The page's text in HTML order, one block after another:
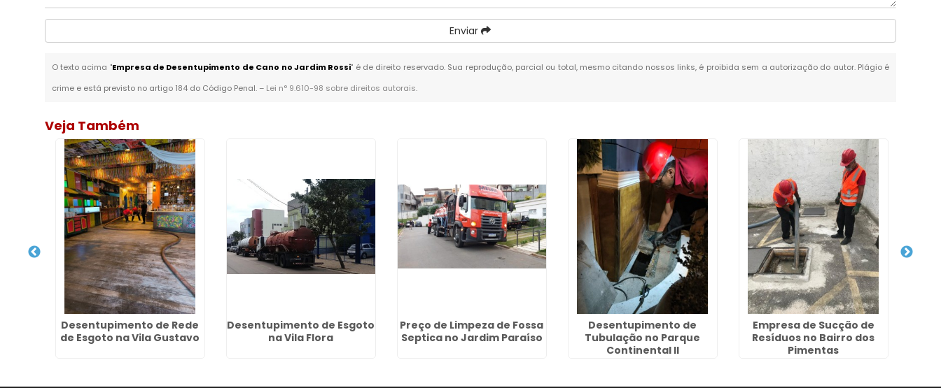
Enviar
O texto acima "Empresa de Desentupimento de Cano no Jardim Rossi" é de direito reservado. Sua reprodução, parcial ou total, mesmo citando nossos links, é proibida sem a autorização do autor. Plágio é
crime e está previsto no artigo 184 do Código Penal. – Lei n° 9.610-98 sobre direitos autorais.
Veja Também
Desentupimento de Rede
de Esgoto na Vila Gustavo
Desentupimento de Esgoto
na Vila Flora
Preço de Limpeza de Fossa
Septica no Jardim Paraíso
Desentupimento de
Tubulação no Parque
Continental II
Empresa de Sucção de
Resíduos no Bairro dos
Pimentas